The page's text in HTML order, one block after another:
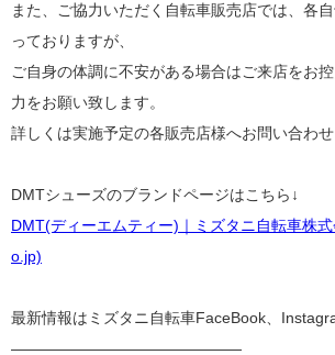
また、ご協力いただく自転車販売店では、各
っておりますが、
ご自身の体調に不安がある場合はご来店をお
力をお願い致します。
詳しくは実施予定の各販売店様へお問い合わせ
DMTシューズのブランドページはこちら↓
DMT(ディーエムティー)｜ミズタニ自転車株
o.jp)
最新情報はミズタニ自転車FaceBook、
———————————————